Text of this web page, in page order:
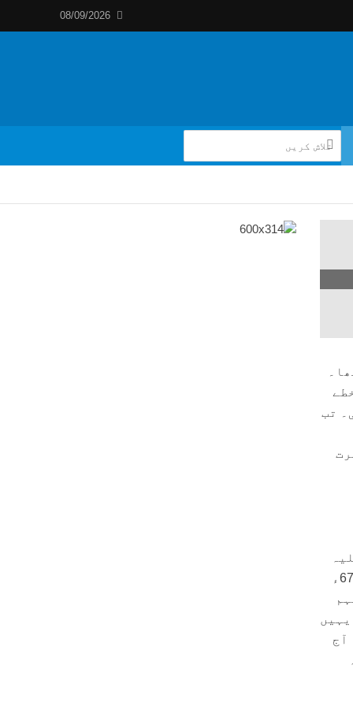
08/09/2026
تب
وسلم کی ہجرت کے بعد مدینہ آمد پر اُن کی میزبانی کا عظیم شرف حاصل ہوا تھا۔ سال 674ء
آج